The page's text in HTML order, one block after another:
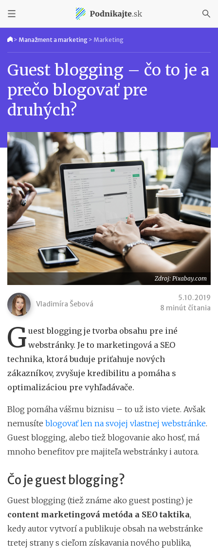
> Manažment a marketing > Marketing
Guest blogging – čo to je a
prečo blogovať pre
druhých?
Zdroj: Pixabay.com
Vladimíra Šebová
5.10.2019
8 minút čítania
G uest blogging je tvorba obsahu pre iné
webstránky. Je to marketingová a SEO
technika, ktorá buduje priťahuje nových
zákazníkov, zvyšuje kredibilitu a pomáha s
optimalizáciou pre vyhľadávače.
Blog pomáha vášmu biznisu – to už isto viete. Avšak
nemusíte blogovať len na svojej vlastnej webstránke.
Guest blogging, alebo tiež blogovanie ako hosť, má
mnoho benefitov pre majiteľa webstránky i autora.
Čo je guest blogging?
Guest blogging (tiež známe ako guest posting) je
content marketingová metóda a SEO taktika,
kedy autor vytvorí a publikuje obsah na webstránke
tretej strany s cieľom získavania nového publika,